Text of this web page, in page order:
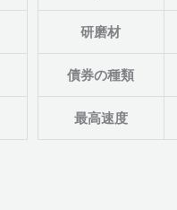
研磨材
債券の種類
最高速度